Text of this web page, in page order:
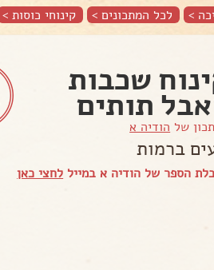
> לכל המתכונים > קינוחי כוסות >
שכבות
תותים
של הודיה א
ברמות
הספר של הודיה א במייל לחצי כאן